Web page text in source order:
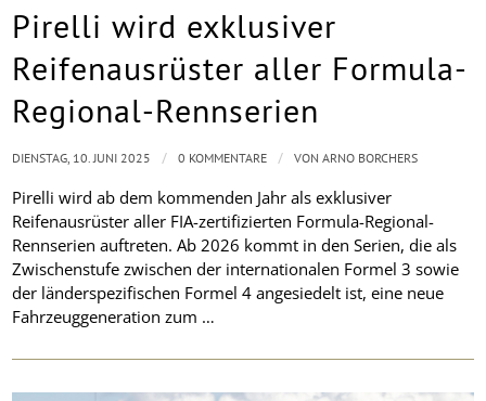
Pirelli wird exklusiver
Reifenausrüster aller Formula-
Regional-Rennserien
Pirelli wird ab dem kommenden Jahr als exklusiver
Reifenausrüster aller FIA-zertifizierten Formula-Regional-
Rennserien auftreten. Ab 2026 kommt in den Serien, die als
Zwischenstufe zwischen der internationalen Formel 3 sowie
der länderspezifischen Formel 4 angesiedelt ist, eine neue
Fahrzeuggeneration zum …
DIENSTAG, 10. JUNI 2025 / 0 KOMMENTARE / VONARNO BORCHERS